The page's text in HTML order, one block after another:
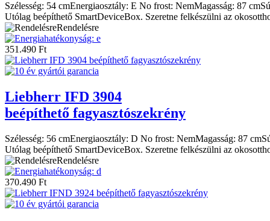
Szélesség: 54 cmEnergiaosztály: E No frost: NemMagasság: 87 cm
Utólag beépíthető SmartDeviceBox. Szeretne felkészülni az
Rendelésre
351.490 Ft
Liebherr IFD 3904
beépíthető fagyasztószekrény
Szélesség: 56 cmEnergiaosztály: D No frost: NemMagasság: 87 cm
Utólag beépíthető SmartDeviceBox. Szeretne felkészülni az
Rendelésre
370.490 Ft